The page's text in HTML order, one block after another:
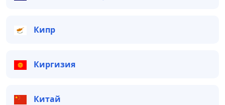
Кипр
Киргизия
Китай